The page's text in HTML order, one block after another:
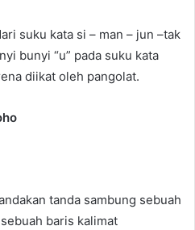
suku kata si – man – jun –tak
bunyi “u” pada suku kata
diikat oleh pangolat.
tanda sambung sebuah
baris kalimat